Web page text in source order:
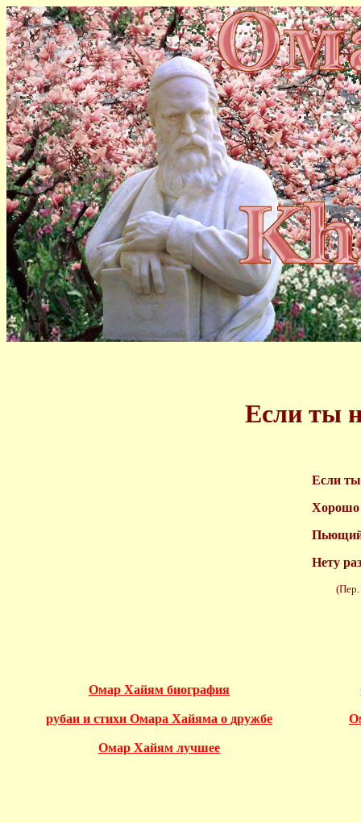
Если ты
Если ты
Хорошо
Пьющий
Нету
(Пер. Г.
Омар Хайям биография
рубаи и стихи Омара Хайяма о дружбе
Омар Хайям лучшее